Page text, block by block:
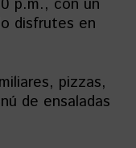
disfrutes en
pizzas,
de ensaladas